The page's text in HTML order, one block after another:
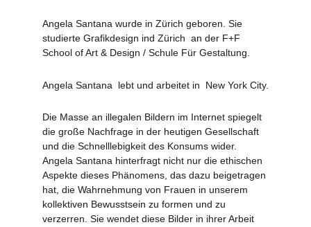
Angela Santana wurde in Zürich geboren. Sie
studierte Grafikdesign ind Zürich an der F+F
School of Art & Design / Schule Für Gestaltung.
Angela Santana lebt und arbeitet in New York City.
Die Masse an illegalen Bildern im Internet spiegelt
die große Nachfrage in der heutigen Gesellschaft
und die Schnelllebigkeit des Konsums wider.
Angela Santana hinterfragt nicht nur die ethischen
Aspekte dieses Phänomens, das dazu beigetragen
hat, die Wahrnehmung von Frauen in unserem
kollektiven Bewusstsein zu formen und zu
verzerren. Sie wendet diese Bilder in ihrer Arbeit